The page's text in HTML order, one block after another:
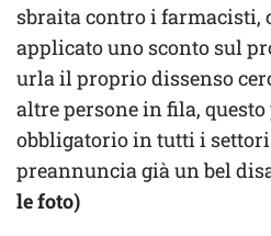
sbraita contro i farmacisti,
applicato uno sconto sul
urla il proprio dissenso
altre persone in fila,
obbligatorio in tutti i
preannuncia già un bel
le foto)